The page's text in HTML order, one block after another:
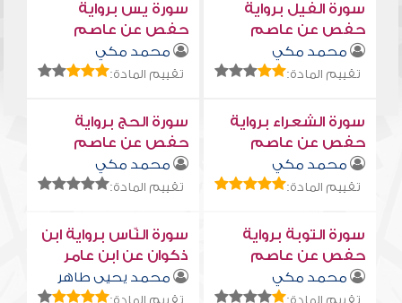
سورة الفيل برواية
حفص عن عاصم
محمد مكي
تقييم المادة:
سورة يس برواية
حفص عن عاصم
محمد مكي
تقييم المادة:
سورة الشعراء برواية
حفص عن عاصم
محمد مكي
تقييم المادة:
سورة الحج برواية
حفص عن عاصم
محمد مكي
تقييم المادة:
سورة التوبة برواية
حفص عن عاصم
محمد مكي
تقييم المادة:
سورة النّاس برواية ابن
ذكوان عن ابن عامر
محمد يحيى طاهر
تقييم المادة: